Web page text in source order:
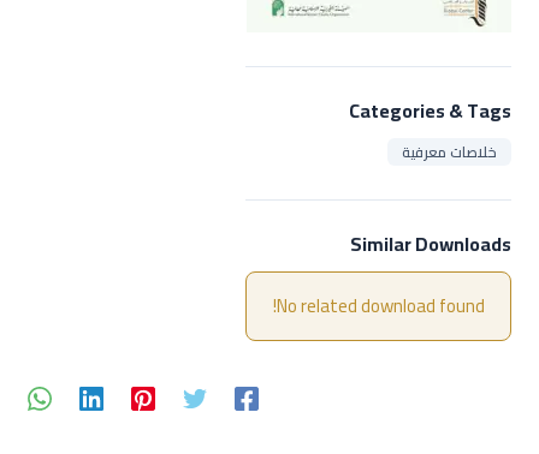
Categories & Tags
خلاصات معرفية
Similar Downloads
No related download found!